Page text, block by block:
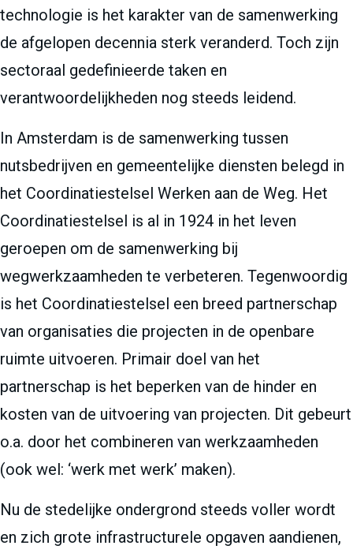
technologie is het karakter van de samenwerking
de afgelopen decennia sterk veranderd. Toch zijn
sectoraal gedefinieerde taken en
verantwoordelijkheden nog steeds leidend.
In Amsterdam is de samenwerking tussen
nutsbedrijven en gemeentelijke diensten belegd in
het Coordinatiestelsel Werken aan de Weg. Het
Coordinatiestelsel is al in 1924 in het leven
geroepen om de samenwerking bij
wegwerkzaamheden te verbeteren. Tegenwoordig
is het Coordinatiestelsel een breed partnerschap
van organisaties die projecten in de openbare
ruimte uitvoeren. Primair doel van het
partnerschap is het beperken van de hinder en
kosten van de uitvoering van projecten. Dit gebeurt
o.a. door het combineren van werkzaamheden
(ook wel: ‘werk met werk’ maken).
Nu de stedelijke ondergrond steeds voller wordt
en zich grote infrastructurele opgaven aandienen,